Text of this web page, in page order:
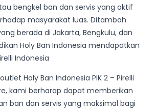
bengkel ban dan servis yang aktif
masyarakat luas. Ditambah
berada di Jakarta, Bengkulu, dan
Holy Ban Indonesia mendapatkan
Indonesia
Holy Ban Indonesia PIK 2 – Pirelli
kami berharap dapat memberikan
ban dan servis yang maksimal bagi